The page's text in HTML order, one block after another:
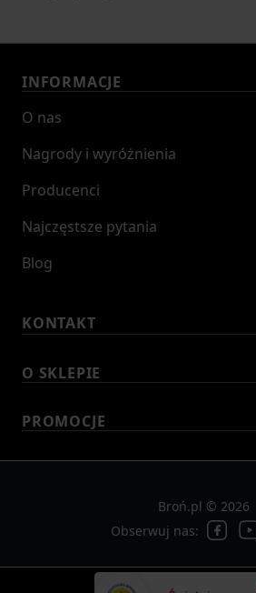
INFORMACJE
O nas
Nagrody i wyróżnienia
Producenci
Najczęstsze pytania
Blog
KONTAKT
O SKLEPIE
PROMOCJE
Broń.pl © 2026
Obserwuj nas: